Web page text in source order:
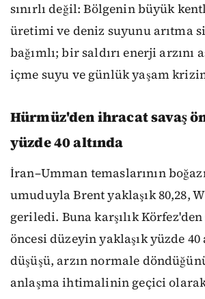
sınırlı değil: Bölgenin büyük
üretimi ve deniz suyunu arıtma
bağımlı; bir saldırı enerji arzını
içme suyu ve günlük yaşam
Hürmüz'den ihracat savaş
yüzde 40 altında
İran–Umman temaslarının
umuduyla Brent yaklaşık 80,28,
geriledi. Buna karşılık
öncesi düzeyin yaklaşık yüzde
düşüşü, arzın normale
anlaşma ihtimalinin geçici olarak